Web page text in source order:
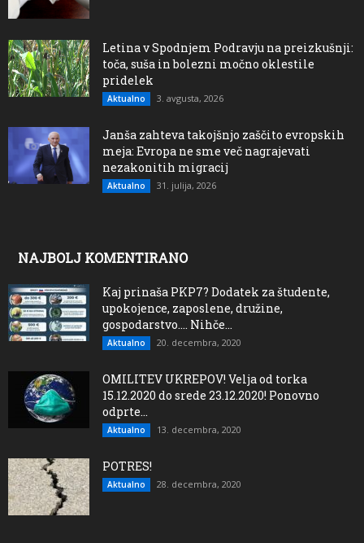
Letina v Spodnjem Podravju na preizkušnji:
toča, suša in bolezni močno oklestile
pridelek
Aktualno 3. avgusta, 2026
Janša zahteva takojšnjo zaščito evropskih
meja: Evropa ne sme več nagrajevati
nezakonitih migracij
Aktualno 31. julija, 2026
NAJBOLJ KOMENTIRANO
Kaj prinaša PKP7? Dodatek za študente,
upokojence, zaposlene, družine,
gospodarstvo…. Nihče...
Aktualno 20. decembra, 2020
OMILITEV UKREPOV! Velja od torka
15.12.2020 do srede 23.12.2020! Ponovno
odprte...
Aktualno 13. decembra, 2020
POTRES!
Aktualno 28. decembra, 2020